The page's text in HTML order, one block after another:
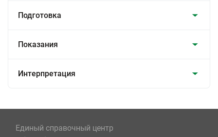
Подготовка
Показания
Интерпретация
Единый справочный центр